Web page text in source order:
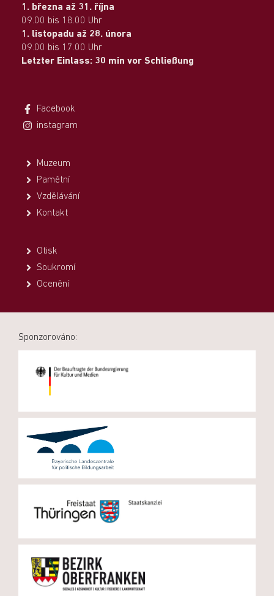
1. března až 31. října
09.00 bis 18.00 Uhr
1. listopadu až 28. února
09.00 bis 17.00 Uhr
Letzter Einlass: 30 min vor Schließung
Facebook
instagram
Muzeum
Pamětní
Vzdělávání
Kontakt
Otisk
Soukromí
Ocenění
Sponzorováno: